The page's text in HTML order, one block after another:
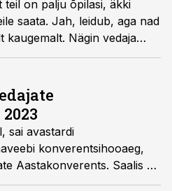
on palju õpilasi, äkki
saata. Jah, leidub, aga nad
kaugemalt. Nägin vedaja
kas eestlasi tõesti ei ole?
oma inimesed, kellega
all
asutaja Lenno Põder
sai avastardi
konverentsihooaeg,
Aastakonverents. Saalis oli
tõestas fookuses olnud